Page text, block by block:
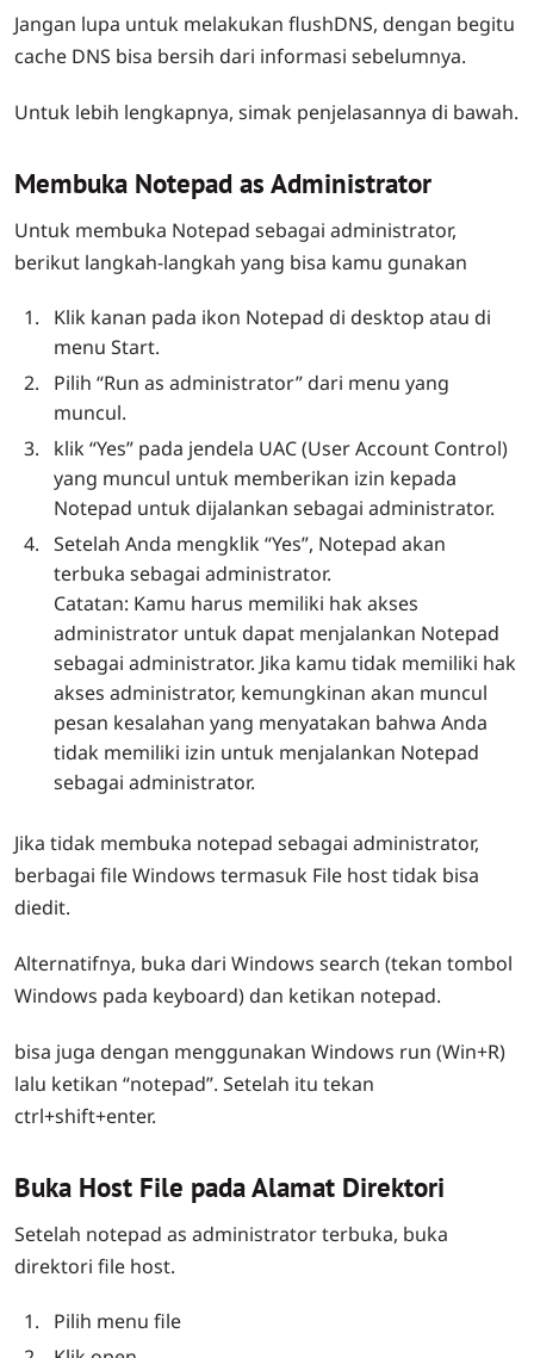
Jangan lupa untuk melakukan flushDNS, dengan begitu
cache DNS bisa bersih dari informasi sebelumnya.
Untuk lebih lengkapnya, simak penjelasannya di bawah.
Membuka Notepad as Administrator
Untuk membuka Notepad sebagai administrator,
berikut langkah-langkah yang bisa kamu gunakan
Klik kanan pada ikon Notepad di desktop atau di
menu Start.
Pilih “Run as administrator” dari menu yang
muncul.
klik “Yes” pada jendela UAC (User Account Control)
yang muncul untuk memberikan izin kepada
Notepad untuk dijalankan sebagai administrator.
Setelah Anda mengklik “Yes”, Notepad akan
terbuka sebagai administrator.
Catatan: Kamu harus memiliki hak akses
administrator untuk dapat menjalankan Notepad
sebagai administrator. Jika kamu tidak memiliki hak
akses administrator, kemungkinan akan muncul
pesan kesalahan yang menyatakan bahwa Anda
tidak memiliki izin untuk menjalankan Notepad
sebagai administrator.
Jika tidak membuka notepad sebagai administrator,
berbagai file Windows termasuk File host tidak bisa
diedit.
Alternatifnya, buka dari Windows search (tekan tombol
Windows pada keyboard) dan ketikan notepad.
bisa juga dengan menggunakan Windows run (Win+R)
lalu ketikan “notepad”. Setelah itu tekan
ctrl+shift+enter.
Buka Host File pada Alamat Direktori
Setelah notepad as administrator terbuka, buka
direktori file host.
Pilih menu file